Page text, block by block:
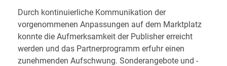
Durch kontinuierliche Kommunikation der
vorgenommenen Anpassungen auf dem Marktplatz
konnte die Aufmerksamkeit der Publisher erreicht
werden und das Partnerprogramm erfuhr einen
zunehmenden Aufschwung. Sonderangebote und -